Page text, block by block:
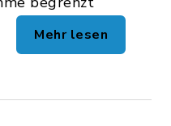
Mehr lesen